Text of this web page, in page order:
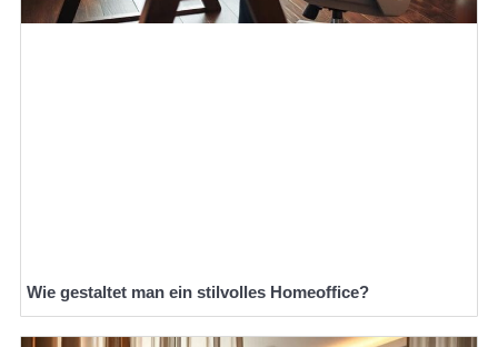
Wie gestaltet man ein stilvolles Homeoffice?